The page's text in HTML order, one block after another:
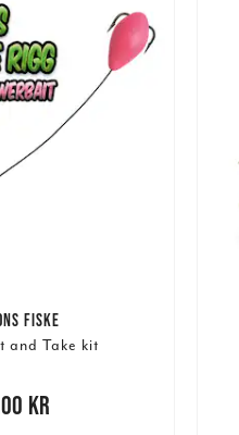
FISKE
and Take kit
kr